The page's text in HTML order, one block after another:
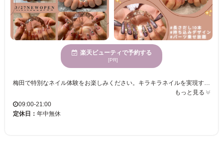
楽天ビューティで予約する
[PR]
もっと見る
09:00-21:00
定休日： 年中無休